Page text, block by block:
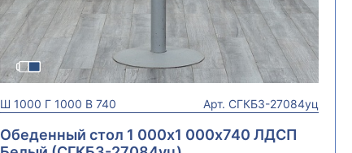
Ш 1000 Г1000 В740 Арт. СГКБ3-27084уц
Обеденный стол 1 000х1 000х740 ЛДСП